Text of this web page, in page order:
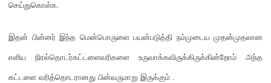
செய்துகொள்க.
இதன் பின்னர் இந்த மென்பொருளை பயன்படுத்தி நம்முடைய முதன்முதலான
எளிய நிரல்தொடர்கட்டளைவரிகளை உருவாக்கவிருக்கிருக்கின்றோம் அந்த
கட்டளை வரித்தொடரானது பின்வருமாறு இருக்கும் .